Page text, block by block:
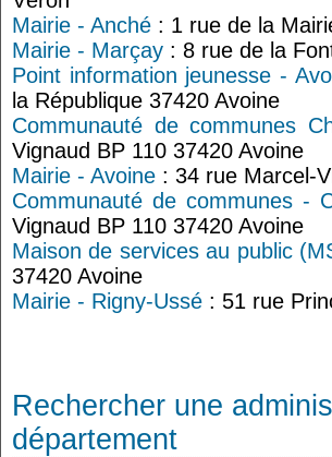
Mairie - Anché : 1 rue de la
Mairie - Marçay : 8 rue de la
Point information jeunesse -
la République 37420 Avoine
Communauté de communes
Vignaud BP 110 37420 Avoine
Mairie - Avoine : 34 rue Marcel-
Communauté de communes -
Vignaud BP 110 37420 Avoine
Maison de services au public
37420 Avoine
Mairie - Rigny-Ussé : 51 rue
Rechercher une
département